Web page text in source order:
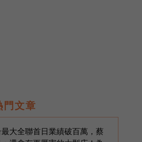
門文章
大全聯首日業績破百萬，蔡